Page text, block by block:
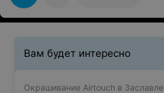
Вам будет интересно
Окрашивание Airtouch в Заславле